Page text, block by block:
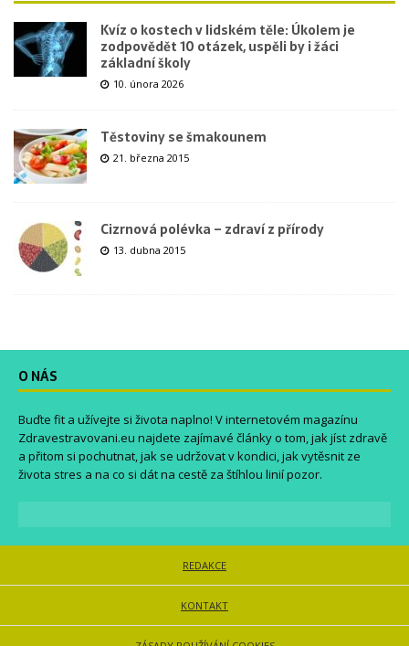
Kvíz o kostech v lidském těle: Úkolem je
zodpovědět 10 otázek, uspěli by i žáci
základní školy
10. února 2026
Těstoviny se šmakounem
21. března 2015
Cizrnová polévka – zdraví z přírody
13. dubna 2015
O NÁS
Buďte fit a užívejte si života naplno! V internetovém magazínu
Zdravestravovani.eu najdete zajímavé články o tom, jak jíst zdravě
a přitom si pochutnat, jak se udržovat v kondici, jak vytěsnit ze
života stres a na co si dát na cestě za štíhlou linií pozor.
REDAKCE
KONTAKT